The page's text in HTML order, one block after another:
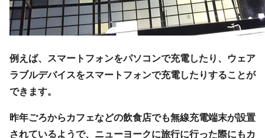
例えば、スマートフォンをパソコンで充電したり、ウェア
ラブルデバイスをスマートフォンで充電したりすることが
できます。
昨年ごろからカフェなどの飲食店でも無線充電端末が設置
されているようで、ニューヨークに旅行に行った際にもカ